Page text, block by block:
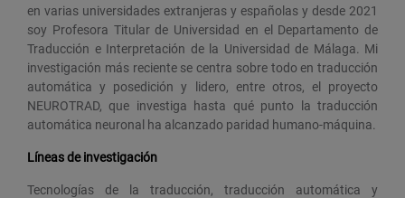
en varias universidades extranjeras y españolas y desde 2021
soy Profesora Titular de Universidad en el Departamento de
Traducción e Interpretación de la Universidad de Málaga. Mi
investigación más reciente se centra sobre todo en traducción
automática y posedición y lidero, entre otros, el proyecto
NEUROTRAD, que investiga hasta qué punto la traducción
automática neuronal ha alcanzado paridad humano-máquina.
Líneas de investigación
Tecnologías de la traducción, traducción automática y